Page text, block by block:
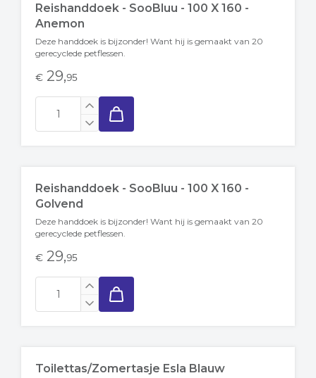
Reishanddoek - SooBluu - 100 X 160 -
Anemon
Deze handdoek is bijzonder! Want hij is gemaakt van 20
gerecyclede petflessen.
€ 29,95
Reishanddoek - SooBluu - 100 X 160 -
Golvend
Deze handdoek is bijzonder! Want hij is gemaakt van 20
gerecyclede petflessen.
€ 29,95
Toilettas/zomertasje Esla Blauw